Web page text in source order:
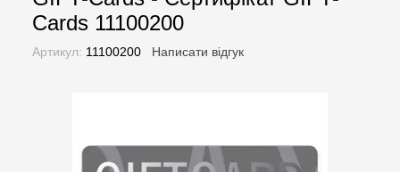
Cards 11100200
Артикул: 11100200 Написати відгук